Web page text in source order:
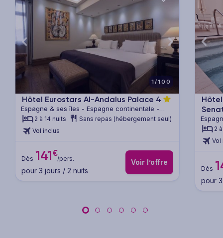
Previous Next
1/100
Hôtel Eurostars Al-Andalus Palace 4
Espagne & ses îles - Espagne continentale -
Andalousie
2 à 14 nuits
Sans repas (hébergement seul)
Vol inclus
Dès 141€
/pers.
pour 3 jours / 2 nuits
Voir l’offre
2
Vol
Dès
pour